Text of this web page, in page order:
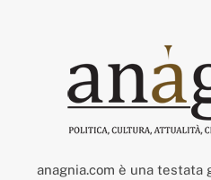
anagnia.com è una